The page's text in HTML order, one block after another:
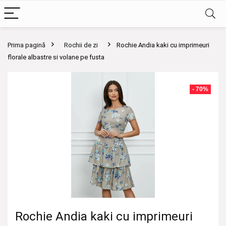
Prima pagină Rochii de zi
Rochie Andia kaki cu imprimeuri
florale albastre si volane pe fusta
- 70%
Rochie Andia kaki cu imprimeuri